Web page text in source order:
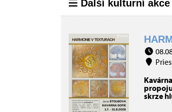
Další kulturní akce
skrze